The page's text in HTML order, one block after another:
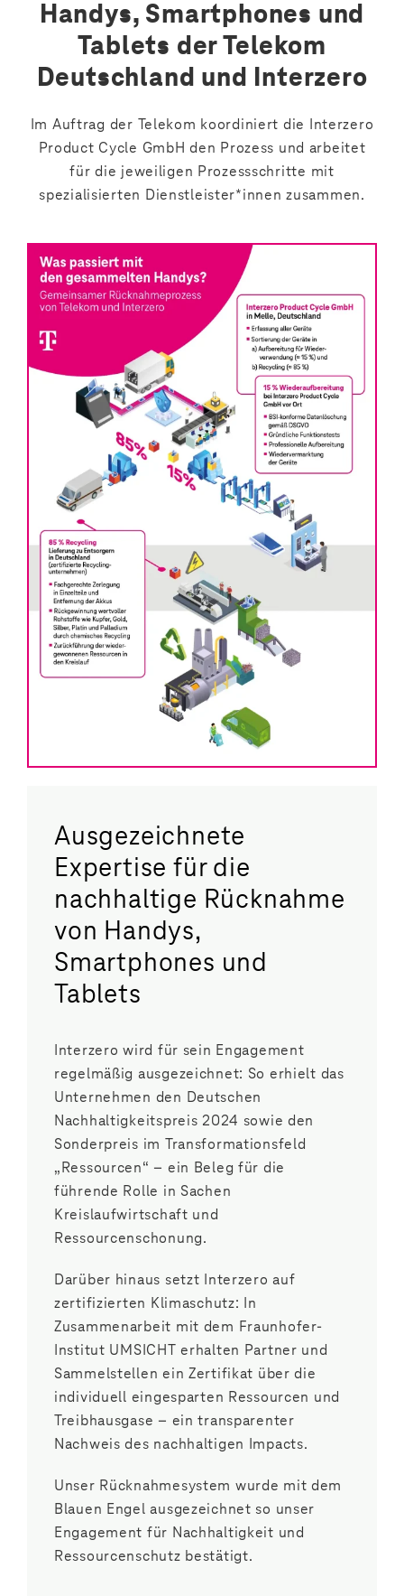
Handys, Smartphones und
Tablets der Telekom
Deutschland und Interzero
Im Auftrag der Telekom koordiniert die Interzero
Product Cycle GmbH den Prozess und arbeitet
für die jeweiligen Prozessschritte mit
spezialisierten Dienstleister*innen zusammen.
Ausgezeichnete
Expertise für die
nachhaltige Rücknahme
von Handys,
Smartphones und
Tablets
Interzero wird für sein Engagement
regelmäßig ausgezeichnet: So erhielt das
Unternehmen den Deutschen
Nachhaltigkeitspreis 2024 sowie den
Sonderpreis im Transformationsfeld
„Ressourcen“ – ein Beleg für die
führende Rolle in Sachen
Kreislaufwirtschaft und
Ressourcenschonung.
Darüber hinaus setzt Interzero auf
zertifizierten Klimaschutz: In
Zusammenarbeit mit dem Fraunhofer-
Institut UMSICHT erhalten Partner und
Sammelstellen ein Zertifikat über die
individuell eingesparten Ressourcen und
Treibhausgase – ein transparenter
Nachweis des nachhaltigen Impacts.
Unser Rücknahmesystem wurde mit dem
Blauen Engel ausgezeichnet so unser
Engagement für Nachhaltigkeit und
Ressourcenschutz bestätigt.